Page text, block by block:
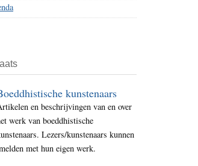
kunstenaars
en beschrijvingen van en over
werk van boeddhistische
Lezers/kunstenaars kunnen
met hun eigen werk.